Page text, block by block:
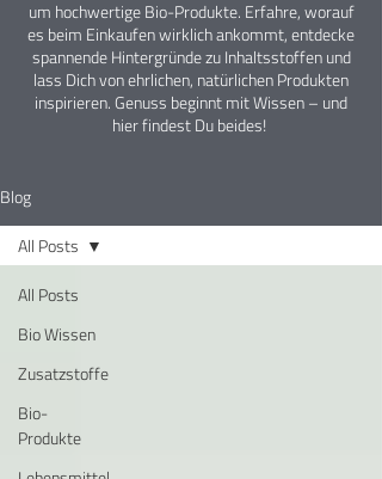
um hochwertige Bio-Produkte. Erfahre, worauf
es beim Einkaufen wirklich ankommt, entdecke
spannende Hintergründe zu Inhaltsstoffen und
lass Dich von ehrlichen, natürlichen Produkten
inspirieren. Genuss beginnt mit Wissen – und
hier findest Du beides!
Blog
All Posts
Bio Wissen
Zusatzstoffe
Bio-
Produkte
All Posts